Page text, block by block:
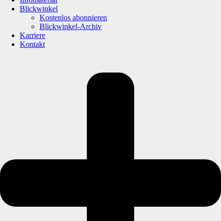
Blickwinkel
Kostenlos abonnieren
Blickwinkel-Archiv
Karriere
Kontakt